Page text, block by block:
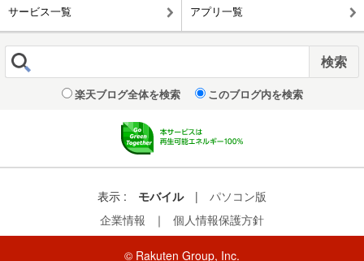
サービス一覧 アプリ一覧
楽天ブログ全体を検索 このブログ内を検索
表示 : モバイル |
パソコン版
企業情報
｜ 個人情報保護方針
© Rakuten Group, Inc.